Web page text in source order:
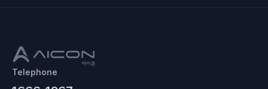
Telephone